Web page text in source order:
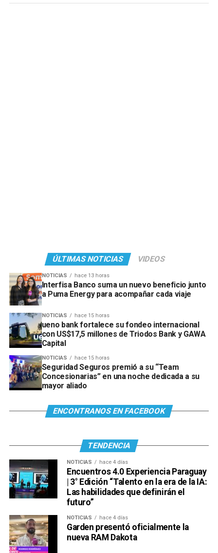
ÚLTIMAS NOTICIAS VIDEOS
NOTICIAS hace 13 horas
Interfisa Banco suma un nuevo beneficio junto
a Puma Energy para acompañar cada viaje
NOTICIAS hace 15 horas
ueno bank fortalece su fondeo internacional
con US$17,5 millones de Triodos Bank y GAWA
Capital
NOTICIAS hace 15 horas
Seguridad Seguros premió a su “Team
Concesionarias” en una noche dedicada a su
mayor aliado
ENCONTRANOS EN FACEBOOK
TENDENCIA
NOTICIAS hace 4 días
Encuentros 4.0 Experiencia Paraguay
| 3° Edición “Talento en la era de la IA:
Las habilidades que definirán el
futuro”
NOTICIAS hace 4 días
Garden presentó oficialmente la
nueva RAM Dakota